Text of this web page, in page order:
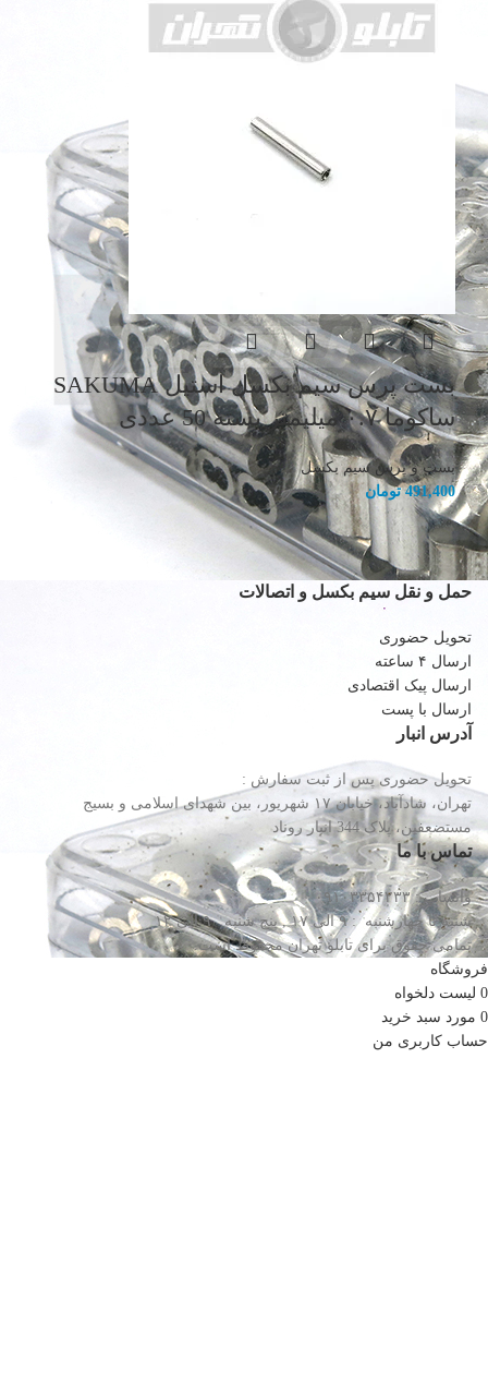
بست پرس سیم بکسل استیل SAKUMA
ساکوما ۰.۷ میلیمتر بسته 50 عددی
بست و پرس سیم بکسل
491,400 تومان
حمل و نقل سیم بکسل و اتصالات
تحویل حضوری
ارسال ۴ ساعته
ارسال پیک اقتصادی
ارسال با پست
آدرس انبار
تحویل حضوری پس از ثبت سفارش :
تهران، شادآباد، خیابان ١٧ شهریور، بین شهدای اسلامی و بسیج
مستضعفین، پلاک 344 انبار روناد
تماس با ما
واتساپ : ۰۹۱۰۳۳۵۴۲۳۳
شنبه تا چهارشنبه : ۹ الی ۱۷ , پنج شنبه ۹ الی ۱۲
تمامی حقوق برای تابلو تهران محفوظ است.
فروشگاه
0 لیست دلخواه
0 مورد سبد خرید
حساب کاربری من